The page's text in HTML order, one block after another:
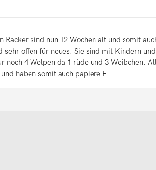
sind nun 12 Wochen alt und somit
offen für neues. Sie sind mit Kindern und
noch 4 Welpen da 1 rüde und 3 Weibchen.
haben somit auch papiere E